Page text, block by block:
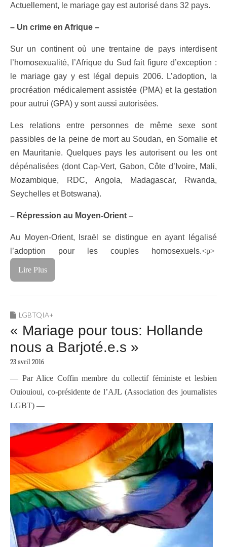
Actuellement, le mariage gay est autorisé dans 32 pays.
– Un crime en Afrique –
Sur un continent où une trentaine de pays interdisent
l’homosexualité, l’Afrique du Sud fait figure d’exception :
le mariage gay y est légal depuis 2006. L’adoption, la
procréation médicalement assistée (PMA) et la gestation
pour autrui (GPA) y sont aussi autorisées.
Les relations entre personnes de même sexe sont
passibles de la peine de mort au Soudan, en Somalie et
en Mauritanie. Quelques pays les autorisent ou les ont
dépénalisées (dont Cap-Vert, Gabon, Côte d’Ivoire, Mali,
Mozambique, RDC, Angola, Madagascar, Rwanda,
Seychelles et Botswana).
– Répression au Moyen-Orient –
Au Moyen-Orient, Israël se distingue en ayant légalisé
l’adoption pour les couples homosexuels.<p>
Lire Plus
LGBTQIA+
« Mariage pour tous: Hollande
nous a Barjoté.e.s »
23 avril 2016
— Par Alice Coffin membre du collectif féministe et lesbien
Ouiouioui, co-présidente de l’AJL (Association des journalistes
LGBT) —